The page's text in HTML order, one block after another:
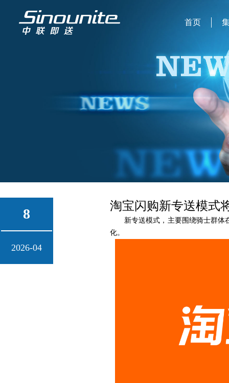
首页
8
2026-04
淘宝闪购新专送模式
新专送模式，主要围绕骑士群体
化。